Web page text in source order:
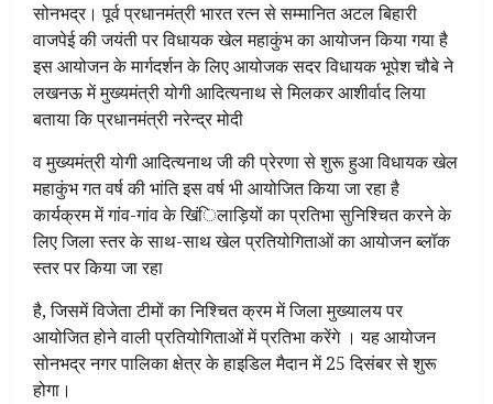
सोनभद्र। पूर्व प्रधानमंत्री भारत रत्न से सम्मानित अटल बिहारी
वाजपेई की जयंती पर विधायक खेल महाकुंभ का आयोजन किया गया है
इस आयोजन के मार्गदर्शन के लिए आयोजक सदर विधायक भूपेश चौबे ने
लखनऊ में मुख्यमंत्री योगी आदित्यनाथ से मिलकर आशीर्वाद लिया
बताया कि प्रधानमंत्री नरेन्द्र मोदी
व मुख्यमंत्री योगी आदित्यनाथ जी की प्रेरणा से शुरू हुआ विधायक खेल
महाकुंभ गत वर्ष की भांति इस वर्ष भी आयोजित किया जा रहा है
कार्यक्रम में गांव-गांव के खिंिलाड़ियों का प्रतिभा सुनिश्चित करने के
लिए जिला स्तर के साथ-साथ खेल प्रतियोगिताओं का आयोजन ब्लॉक
स्तर पर किया जा रहा
है, जिसमें विजेता टीमों का निश्चित क्रम में जिला मुख्यालय पर
आयोजित होने वाली प्रतियोगिताओं में प्रतिभा करेंगे । यह आयोजन
सोनभद्र नगर पालिका क्षेत्र के हाइडिल मैदान में 25 दिसंबर से शुरू
होगा।